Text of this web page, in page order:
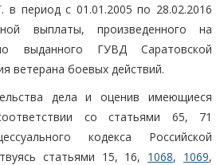
в период с 01.01.2005 по 28.02.2016
выплаты, произведенного на
выданного ГУВД Саратовской
ветерана боевых действий.
дела и оценив имеющиеся
со статьями 65, 71
кодекса Российской
статьями 15, 16, 1068, 1069,